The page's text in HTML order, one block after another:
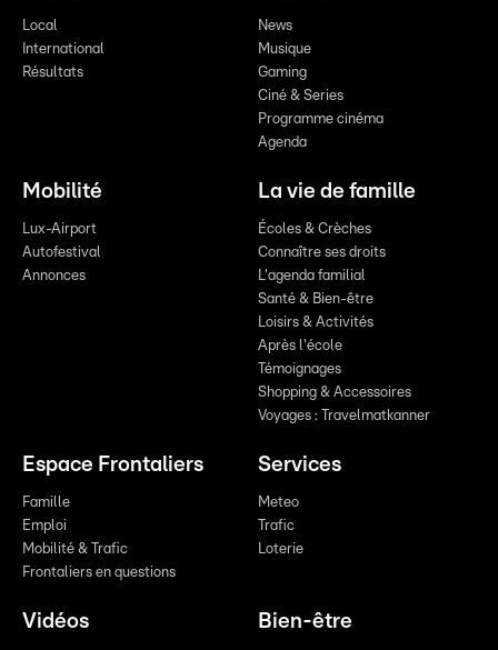
Local
International
Résultats
News
Musique
Gaming
Ciné & Series
Programme cinéma
Agenda
Mobilité
Lux-Airport
Autofestival
Annonces
La vie de famille
Écoles & Crèches
Connaître ses droits
L'agenda familial
Santé & Bien-être
Loisirs & Activités
Après l'école
Témoignages
Shopping & Accessoires
Voyages : Travelmatkanner
Espace Frontaliers
Famille
Emploi
Mobilité & Trafic
Frontaliers en questions
Services
Meteo
Trafic
Loterie
Vidéos Bien-être